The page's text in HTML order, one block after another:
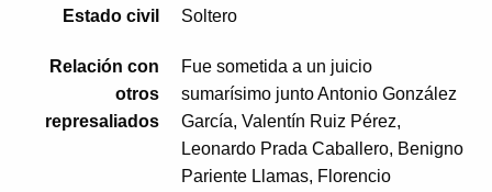
Estado civil Soltero
Relación con
otros
represaliados
Fue sometida a un juicio
sumarísimo junto Antonio González
García, Valentín Ruiz Pérez,
Leonardo Prada Caballero, Benigno
Pariente Llamas, Florencio